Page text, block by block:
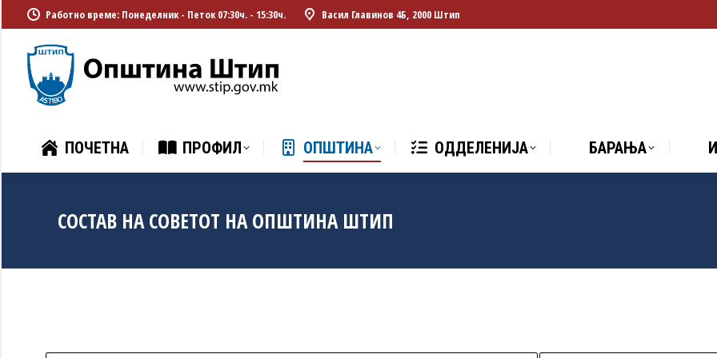
Работно време: Понеделник - Петок 07:30ч. - 15:30ч. Васил Главинов 4Б, 2000 Штип
ПОЧЕТНА ПРОФИЛ ОПШТИНА ОДДЕЛЕНИЈА БАРАЊА
СОСТАВ НА СОВЕТОТ НА ОПШТИНА ШТИП
ПОЧЕТНА ПРОФИЛ ОПШТИНА ОДДЕЛЕНИЈА БАРАЊА